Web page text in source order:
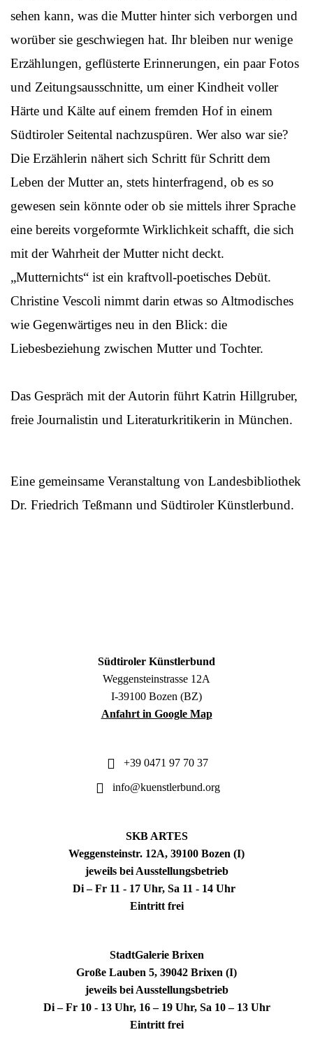
sehen kann, was die Mutter hinter sich verborgen und
worüber sie geschwiegen hat. Ihr bleiben nur wenige
Erzählungen, geflüsterte Erinnerungen, ein paar Fotos
und Zeitungsausschnitte, um einer Kindheit voller
Härte und Kälte auf einem fremden Hof in einem
Südtiroler Seitental nachzuspüren. Wer also war sie?
Die Erzählerin nähert sich Schritt für Schritt dem
Leben der Mutter an, stets hinterfragend, ob es so
gewesen sein könnte oder ob sie mittels ihrer Sprache
eine bereits vorgeformte Wirklichkeit schafft, die sich
mit der Wahrheit der Mutter nicht deckt.
„Mutternichts“ ist ein kraftvoll-poetisches Debüt.
Christine Vescoli nimmt darin etwas so Altmodisches
wie Gegenwärtiges neu in den Blick: die
Liebesbeziehung zwischen Mutter und Tochter.
Das Gespräch mit der Autorin führt Katrin Hillgruber,
freie Journalistin und Literaturkritikerin in München.
Eine gemeinsame Veranstaltung von Landesbibliothek
Dr. Friedrich Teßmann und Südtiroler Künstlerbund.
Südtiroler Künstlerbund
Weggensteinstrasse 12A
I-39100 Bozen (BZ)
Anfahrt in Google Map
+39 0471 97 70 37
info@kuenstlerbund.org
SKB ARTES
Weggensteinstr. 12A, 39100 Bozen (I)
jeweils bei Ausstellungsbetrieb
Di – Fr 11 - 17 Uhr, Sa 11 - 14 Uhr
Eintritt frei
StadtGalerie Brixen
Große Lauben 5, 39042 Brixen (I)
jeweils bei Ausstellungsbetrieb
Di – Fr 10 - 13 Uhr, 16 – 19 Uhr, Sa 10 – 13 Uhr
Eintritt frei